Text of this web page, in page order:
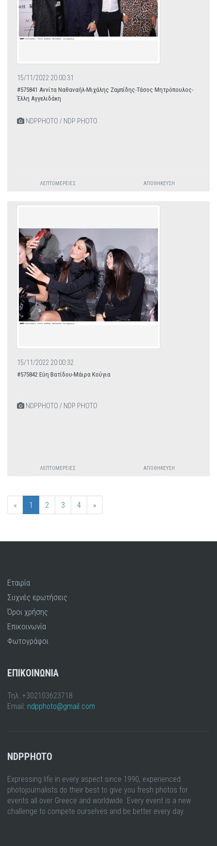
15/11/2022 20:00:31
#575841 Αννίτα Ναθαναήλ-Μιχάλης Ζαμπίδης-Τάσος Μητρόπουλος-
Έλλη Αγγελιδάκη
NDPPHOTO / NDP PHOTO
ΛΕΠΤΟΜΈΡΕΙΕΣ ΑΠΟΘΉΚΕΥΣΗ
15/11/2022 20:00:32
#575842 Εύη Βατίδου-Μάιρα Κούγια
NDPPHOTO / NDP PHOTO
ΛΕΠΤΟΜΈΡΕΙΕΣ ΑΠΟΘΉΚΕΥΣΗ
« 1 2 3 4 »
Εταιρία
Συχνές ερωτήσεις
Όροι χρήσης
Επικοινωνία
Φωτογράφοι
ΕΠΙΚΟΙΝΩΝΙΑ
Τηλ: +302103623718
Email: ndpphoto@gmail.com
NDPPHOTO
Expressing life in every aspect since 1990, experienced
photojournalists do their best to give you fresh photos for
events all over Greece and worldwide. Every event is a new
challenge to compete ourselves and be better every day.